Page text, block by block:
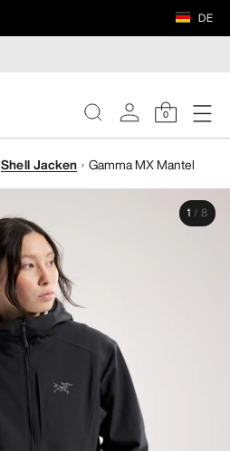
DE
0
Shell Jacken Gamma MX Mantel
1 / 8